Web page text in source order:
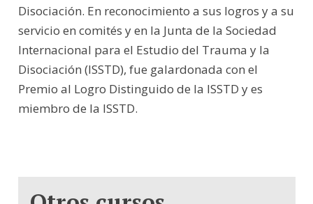
Disociación. En reconocimiento a sus logros y a su
servicio en comités y en la Junta de la Sociedad
Internacional para el Estudio del Trauma y la
Disociación (ISSTD), fue galardonada con el
Premio al Logro Distinguido de la ISSTD y es
miembro de la ISSTD.